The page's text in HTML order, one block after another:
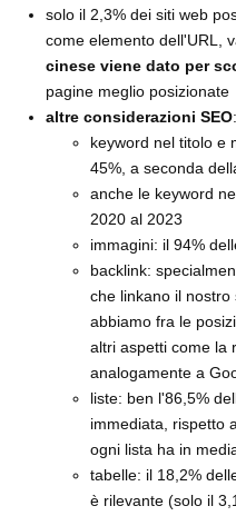
solo il 2,3% dei siti web
come elemento dell'URL,
cinese viene dato per
pagine meglio posizionate
altre considerazioni SEO:
keyword nel titolo e
45%, a seconda
anche le keyword
2020 al 2023
immagini: il 94%
backlink:
che linkano il
abbiamo fra le
altri aspetti come la
analogamente a
liste: ben l'86,5%
immediata, rispetto
ogni lista ha in
tabelle: il 18,2%
è rilevante (solo il